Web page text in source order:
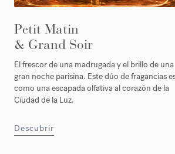
Petit Matin
& Grand Soir
El frescor de una madrugada y el brillo de una
gran noche parisina. Este dúo de fragancias
como una escapada olfativa al corazón de la
Ciudad de la Luz.
Descubrir